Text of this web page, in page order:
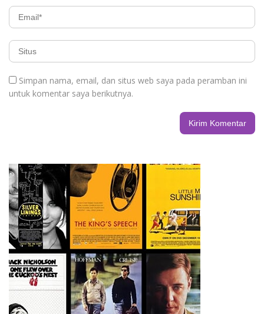
Simpan nama, email, dan situs web saya pada peramban ini
untuk komentar saya berikutnya.